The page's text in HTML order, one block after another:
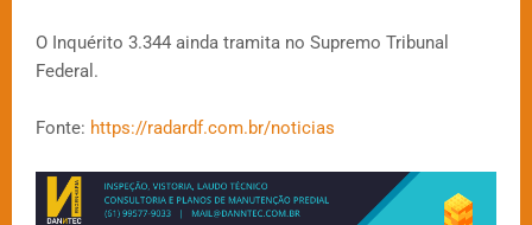
O Inquérito 3.344 ainda tramita no Supremo Tribunal
Federal.
Fonte: https://radardf.com.br/noticias